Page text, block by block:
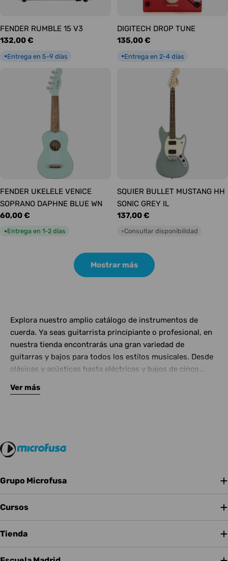
FENDER RUMBLE 15 V3
Precio
132,00 €
●Entrega en 5-9 días
DIGITECH DROP TUNE
Precio
135,00 €
●Entrega en 2-4 días
FENDER UKELELE VENICE
SOPRANO DAPHNE BLUE WN
Precio
habitual
60,00 €
●Entrega en 1-2 días
SQUIER BULLET MUSTANG HH
SONIC GREY IL
Precio
habitual
137,00 €
○Consultar disponibilidad
Mostrar más
Explora nuestro amplio catálogo de instrumentos de
cuerda. Ya seas guitarrista principiante o profesional, en
nuestra tienda encontrarás una gran variedad de
guitarras y bajos para todos los estilos musicales. Desde
clásicas y acústicas hasta eléctricas y bajos de cinco
Complementa tu instrumento con amplificadores de
Ver más
Grupo Microfusa
Cursos
Tienda